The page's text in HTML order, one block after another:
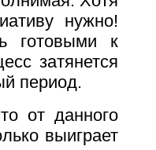
нужно!
готовыми к
затянется
период.
от данного
выиграет